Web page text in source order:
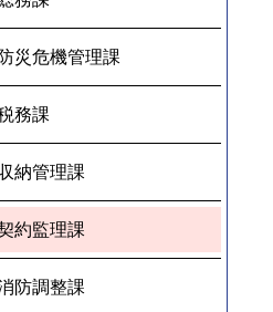
防災危機管理課
務課
納管理課
約監理課
防調整課